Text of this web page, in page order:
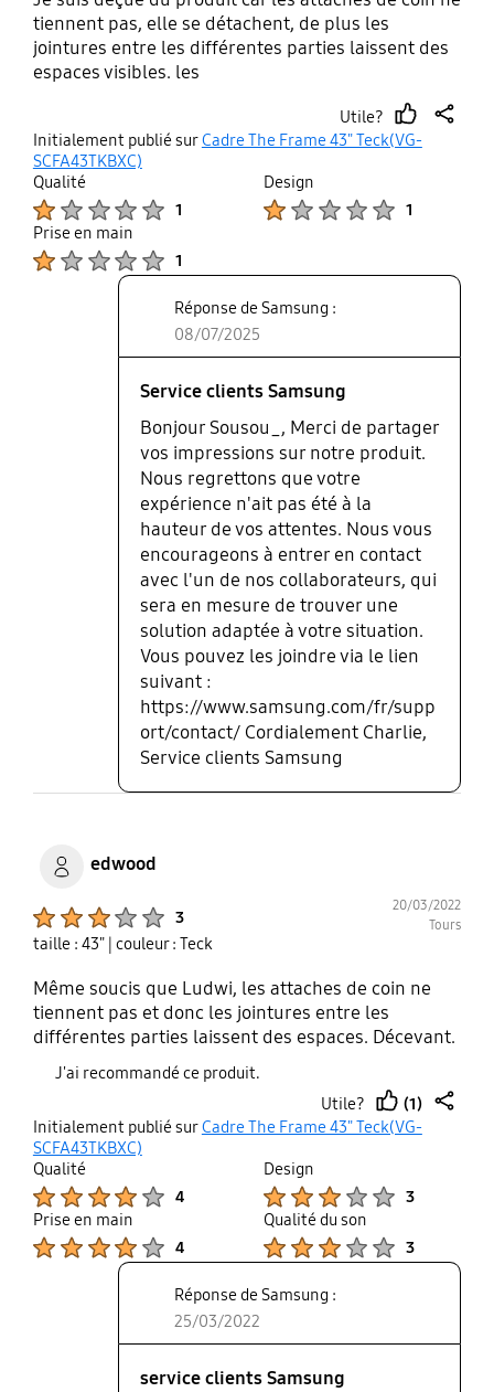
tiennent pas, elle se détachent, de plus les
jointures entre les différentes parties laissent des
espaces visibles. les
Utile?
thumb
Initialement publié surCadre The Frame 43" Teck(VG-
SCFA43TKBXC)
Qualité
1
Design
1
Prise en main
1
Réponse de Samsung :
08/07/2025
Service clients Samsung
Bonjour Sousou_, Merci de partager
vos impressions sur notre produit.
Nous regrettons que votre
expérience n'ait pas été à la
hauteur de vos attentes. Nous vous
encourageons à entrer en contact
avec l'un de nos collaborateurs, qui
sera en mesure de trouver une
solution adaptée à votre situation.
Vous pouvez les joindre via le lien
suivant :
https://www.samsung.com/fr/supp
ort/contact/ Cordialement Charlie,
Service clients Samsung
edwood
3
20/03/2022
Tours
taille : 43" | couleur : Teck
Même soucis que Ludwi, les attaches de coin ne
tiennent pas et donc les jointures entre les
différentes parties laissent des espaces. Décevant.
J'ai recommandé ce produit.
Utile?
thumb
(1)
Initialement publié surCadre The Frame 43" Teck(VG-
SCFA43TKBXC)
Qualité
4
Design
3
Prise en main
4
Qualité du son
3
Réponse de Samsung :
25/03/2022
service clients Samsung